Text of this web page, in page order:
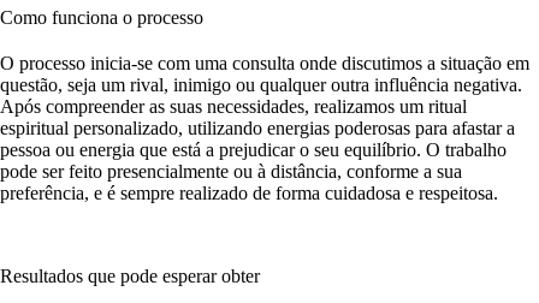
Como funciona o processo
O processo inicia-se com uma consulta onde discutimos a situação em
questão, seja um rival, inimigo ou qualquer outra influência negativa.
Após compreender as suas necessidades, realizamos um ritual
espiritual personalizado, utilizando energias poderosas para afastar a
pessoa ou energia que está a prejudicar o seu equilíbrio. O trabalho
pode ser feito presencialmente ou à distância, conforme a sua
preferência, e é sempre realizado de forma cuidadosa e respeitosa.
Resultados que pode esperar obter